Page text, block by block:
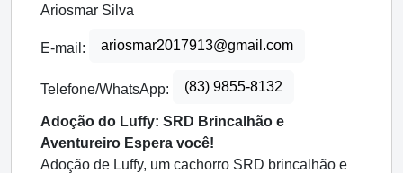
Ariosmar Silva
E-mail: ariosmar2017913@gmail.com
Telefone/WhatsApp: (83) 9855-8132
Adoção do Luffy: SRD Brincalhão e
Aventureiro Espera você!
Adoção de Luffy, um cachorro SRD brincalhão e